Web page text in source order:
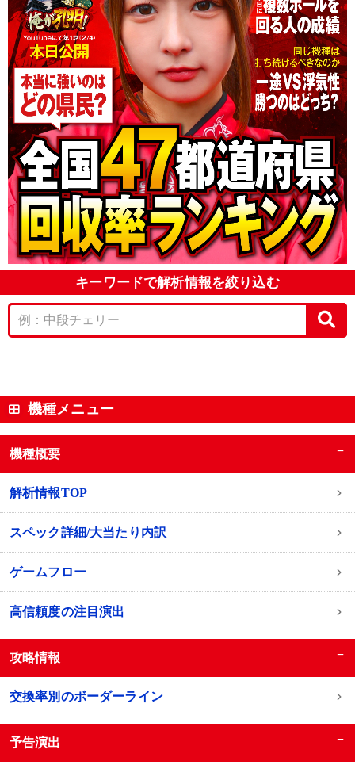
キーワードで解析情報を絞り込む
機種メニュー
機種概要 −
解析情報TOP
スペック詳細/大当たり内訳
ゲームフロー
高信頼度の注目演出
攻略情報 −
交換率別のボーダーライン
予告演出 −